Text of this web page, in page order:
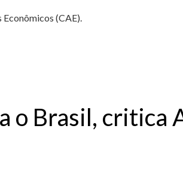
Econômicos (CAE).
o Brasil, critica